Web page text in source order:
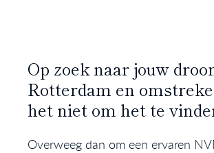
Op zoek naar jouw
Rotterdam en
het niet om het te
Overweeg dan om een ervaren